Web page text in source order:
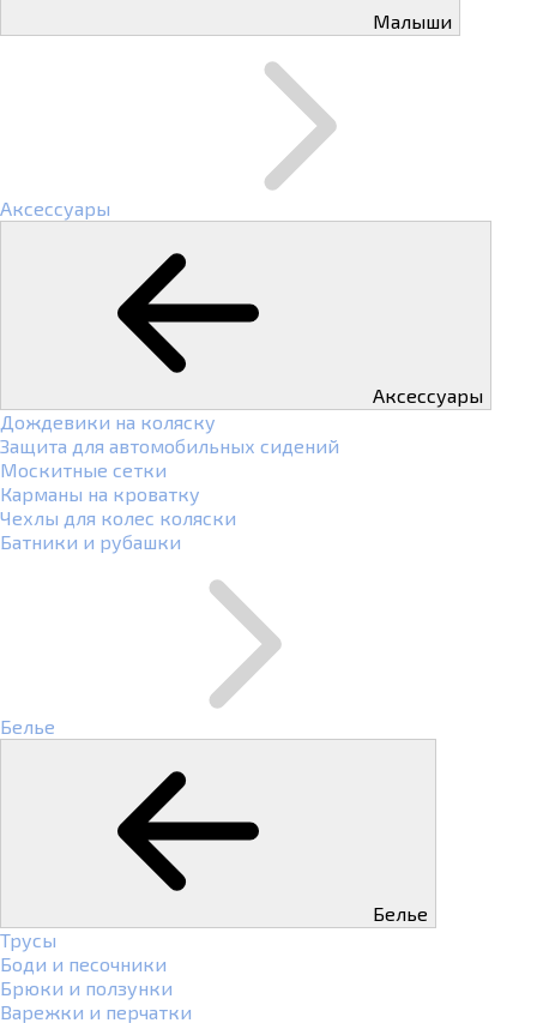
Малыши
Аксессуары
Аксессуары
Дождевики на коляску
Защита для автомобильных сидений
Москитные сетки
Карманы на кроватку
Чехлы для колес коляски
Батники и рубашки
Белье
Белье
Трусы
Боди и песочники
Брюки и ползунки
Варежки и перчатки